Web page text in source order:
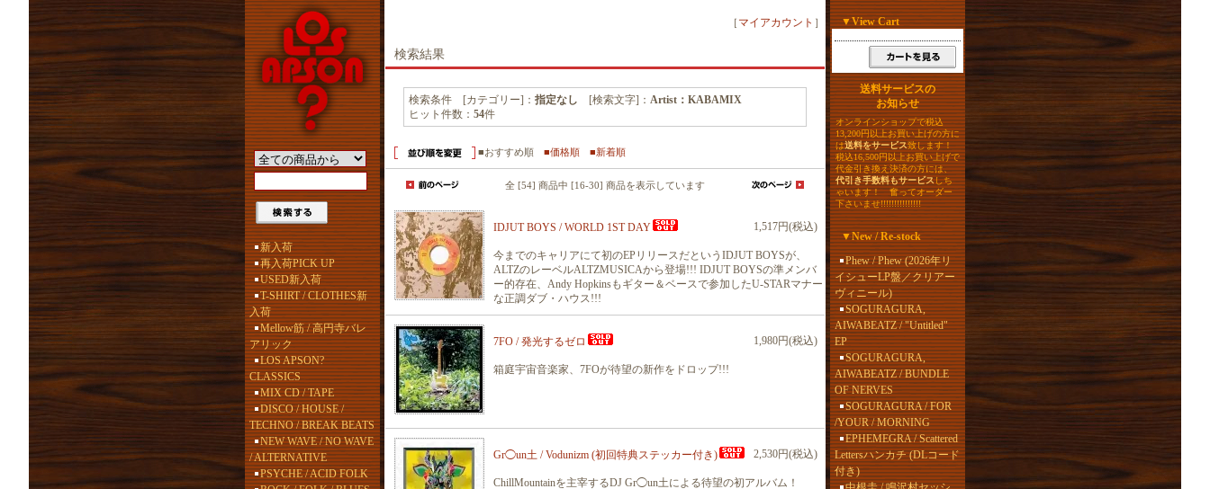
新入荷
再入荷PICK UP
USED新入荷
T-SHIRT / CLOTHES新
入荷
Mellow筋 / 高円寺バレ
アリック
LOS APSON?
CLASSICS
MIX CD / TAPE
DISCO / HOUSE /
TECHNO / BREAK BEATS
NEW WAVE / NO WAVE
/ ALTERNATIVE
PSYCHE / ACID FOLK
［ マイアカウント ］
検索結果
検索条件 [カテゴリー]： 指定なし [検索文字]： Artist：KABAMIX
ヒット件数： 54件
■おすすめ順 ■価格順 ■新着順
全 [54] 商品中 [16-30] 商品を表示しています
IDJUT BOYS / WORLD 1ST DAY 1,517円(税込)
今までのキャリアにて初のEPリリースだというIDJUT BOYSが、
ALTZのレーベルALTZMUSICAから登場!!! IDJUT BOYSの準メンバ
ー的存在、Andy Hopkinsもギター＆ベースで参加したU-STARマナー
な正調ダブ・ハウス!!!
7FO / 発光するゼロ 1,980円(税込)
箱庭宇宙音楽家、7FOが待望の新作をドロップ!!!
Gr◯un土 / Vodunizm (初回特典ステッカー付き) 2,530円(税込)
ChillMountainを主宰するDJ Gr◯un土による待望の初アルバム！
▼View Cart
送料サービスの
お知らせ
オンラインショップで税込
13,200円以上お買い上げの方に
は送料をサービス致します！
税込16,500円以上お買い上げで
代金引き換え決済の方には、
代引き手数料もサービスしち
ゃいます！ 奮ってオーダー
下さいませ!!!!!!!!!!!!!!!
▼New / Re-stock
Phew / Phew (2026年リ
イシューLP盤／クリアー
ヴィニール)
SOGURAGURA,
AIWABEATZ / "Untitled"
EP
SOGURAGURA,
AIWABEATZ / BUNDLE
OF NERVES
SOGURAGURA / FOR
/YOUR / MORNING
EPHEMEGRA / Scattered
Lettersハンカチ (DLコード
付き)